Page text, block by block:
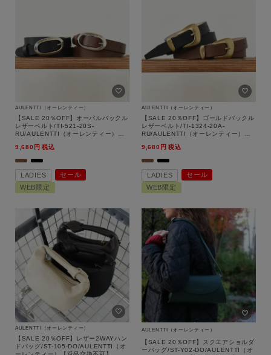
性別
LADIES
カテゴリ
サイズ
ブランド
この条件で絞り込む
AULENTTI（オーレンティー）
【SALE 20％OFF】オーバルバックル
レザーベルト/TI-521-20S-
RU/AULENTTI（オーレンティー）
9,680
税込
LADIES
セール
WEB限定
AULENTTI（オーレンティー）
【SALE 20％OFF】ゴールドバックル
レザーベルト/TI-1324-20A-
RU/AULENTTI（オーレンティー）
9,680
税込
LADIES
セール
WEB限定
AULENTTI（オーレンティー）
【SALE 20％OFF】レザー2WAYハン
ドバッグ/ST-105-DO/AULENTTI（オ
AULENTTI（オーレンティー）
【SALE 20％OFF】スクエアショルダ
ーバッグ/ST-Y02-DO/AULENTTI（オ